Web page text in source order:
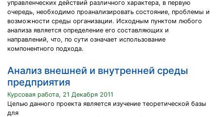
управленческих действий различного характера, в первую
очередь, необходимо проанализировать состояние, проблемы и
возможности среды организации. Исходным пунктом любого
анализа является определение его составляющих и
направлений, что, по сути означает использование
компонентного подхода.
Анализ внешней и внутренней среды
предприятия
Курсовая работа, 21 Декабря 2011
Целью данного проекта является изучение теоретической базы
для